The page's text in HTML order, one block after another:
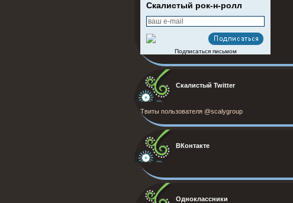
Скалистый рок-н-ролл
Подписаться письмом
Скалистый Twitter
Твиты пользователя @scalygroup
ВКонтакте
Одноклассники